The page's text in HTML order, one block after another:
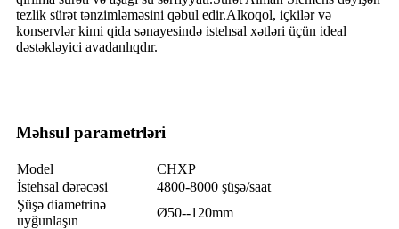
tezlik sürət tənzimləməsini qəbul edir.Alkoqol, içkilər və
konservlər kimi qida sənayesində istehsal xətləri üçün ideal
dəstəkləyici avadanlıqdır.
Məhsul parametrləri
Model
CHXP
İstehsal dərəcəsi
4800-8000 şüşə/saat
Şüşə diametrinə
uyğunlaşın
Ø50--120mm